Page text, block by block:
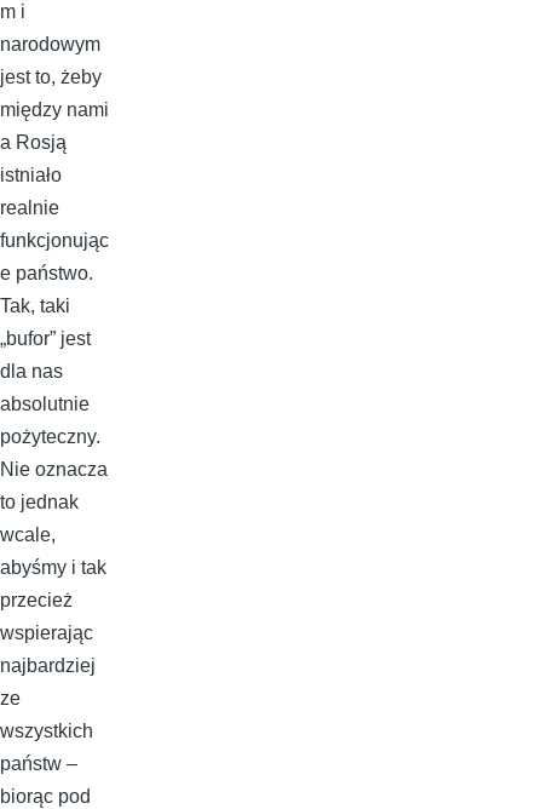
m i
narodowym
jest to, żeby
między nami
a Rosją
istniało
realnie
funkcjonując
e państwo.
Tak, taki
„bufor” jest
dla nas
absolutnie
pożyteczny.
Nie oznacza
to jednak
wcale,
abyśmy i tak
przecież
wspierając
najbardziej
ze
wszystkich
państw –
biorąc pod